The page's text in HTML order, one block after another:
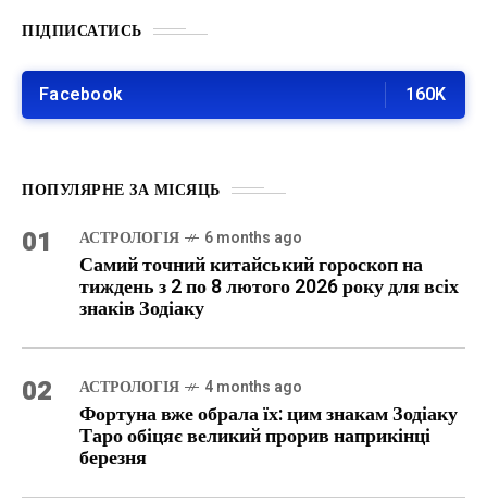
ПІДПИСАТИСЬ
Facebook 160K
ПОПУЛЯРНЕ ЗА МІСЯЦЬ
01 АСТРОЛОГІЯ 6 months ago
Самий точний китайський гороскоп на
тиждень з 2 по 8 лютого 2026 року для всіх
знаків Зодіаку
02 АСТРОЛОГІЯ 4 months ago
Фортуна вже обрала їх: цим знакам Зодіаку
Таро обіцяє великий прорив наприкінці
березня